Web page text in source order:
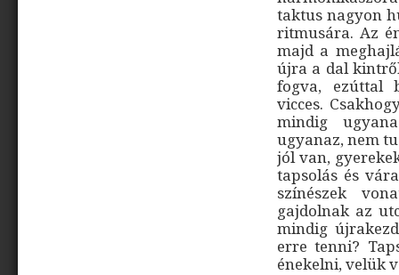
taktus nagyon
ritmusára. Az
majd a
újra a dal
fogva, ezúttal
vicces.
mindig
ugyanaz, nem
jól van,
tapsolás és
színészek
gajdolnak az
mindig
erre tenni?
énekelni, velük